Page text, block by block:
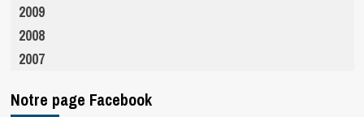
2009
2008
2007
Notre page Facebook